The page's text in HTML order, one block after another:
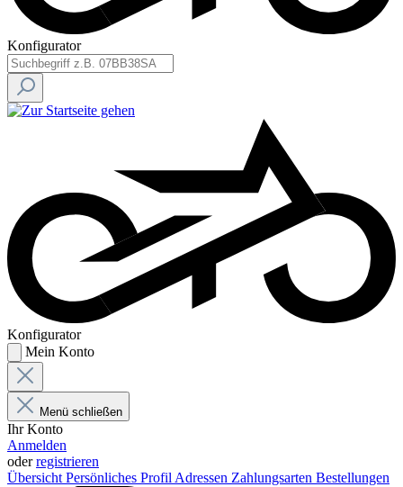
Konfigurator
Konfigurator
Mein Konto
Menü schließen
Ihr Konto
Anmelden
oderregistrieren
Übersicht Persönliches Profil Adressen Zahlungsarten Bestellungen